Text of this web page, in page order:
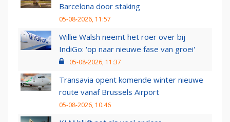
Barcelona door staking
05-08-2026, 11:57
Willie Walsh neemt het roer over bij
IndiGo: 'op naar nieuwe fase van groei'
05-08-2026, 11:37
Transavia opent komende winter nieuwe
route vanaf Brussels Airport
05-08-2026, 10:46